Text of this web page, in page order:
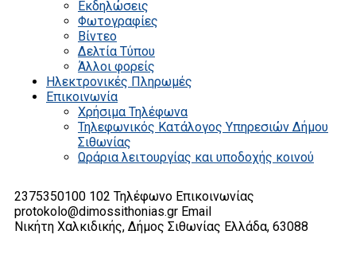
Εκδηλώσεις
Φωτογραφίες
Βίντεο
Δελτία Τύπου
Άλλοι φορείς
Ηλεκτρονικές Πληρωμές
Επικοινωνία
Χρήσιμα Τηλέφωνα
Τηλεφωνικός Κατάλογος Υπηρεσιών Δήμου
Σιθωνίας
Ωράρια λειτουργίας και υποδοχής κοινού
2375350100 102 Τηλέφωνο Επικοινωνίας
protokolo@dimossithonias.gr Email
Νικήτη Χαλκιδικής, Δήμος Σιθωνίας Ελλάδα, 63088